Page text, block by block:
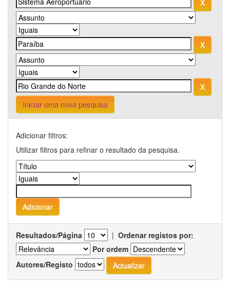
Iniciar uma nova pesquisa
Adicionar filtros:
Utilizar filtros para refinar o resultado da pesquisa.
Resultados/Página | Ordenar registos por:
Por ordem
Autores/Registo